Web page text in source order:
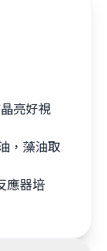
亮好視
，藻油取
應器培